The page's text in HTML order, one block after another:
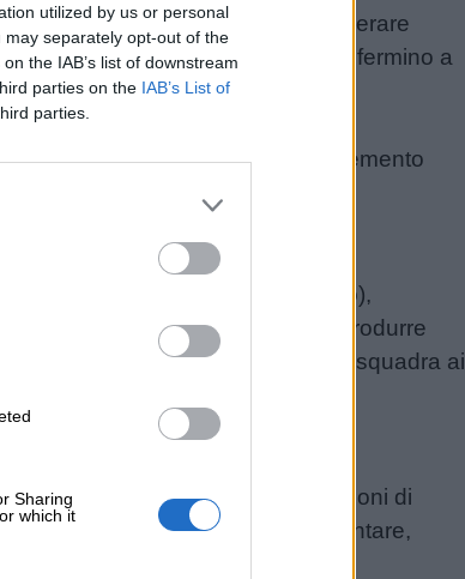
utilized by us or personal
separately opt-out of the
the IAB’s list of downstream
parties on the IAB’s List of
parties.
Sharing
which it
per i bambini. Aiuta a generare
è normale che i bambini si fermino a
po’ su.
diventeranno un elemento
ciò che non si rompe e
con un coltello non pericoloso),
che possiamo gradualmente introdurre
a diventare una vera e propria squadra ai
dai bambini nelle operazioni di
un angolo in cui scavare, piantare,